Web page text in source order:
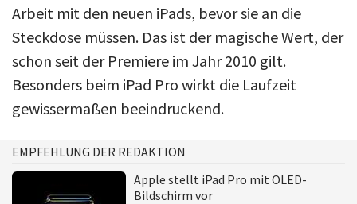
Arbeit mit den neuen iPads, bevor sie an die
Steckdose müssen. Das ist der magische Wert, der
schon seit der Premiere im Jahr 2010 gilt.
Besonders beim iPad Pro wirkt die Laufzeit
gewissermaßen beeindruckend.
EMPFEHLUNG DER REDAKTION
Apple stellt iPad Pro mit OLED-
Bildschirm vor